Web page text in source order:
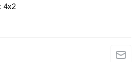
4x2